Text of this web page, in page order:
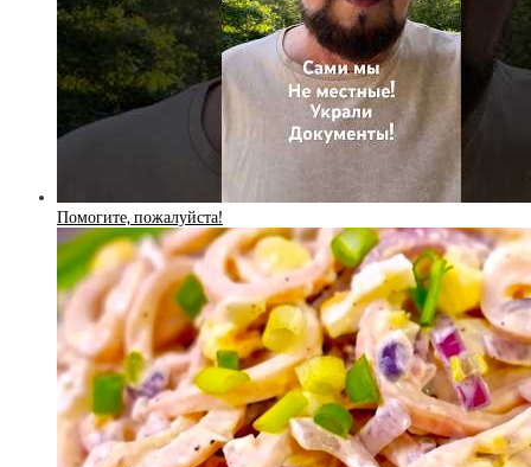
Помогите, пожалуйста!